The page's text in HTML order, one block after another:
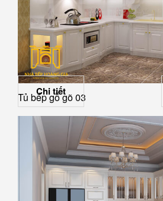
Tủ bếp gỗ gõ 03
Chi tiết